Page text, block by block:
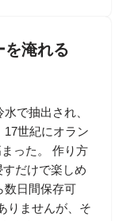
を淹れる
で抽出され、
17世紀にオラン
った。 作り方
だけで楽しめ
数日間保存可
りませんが、そ